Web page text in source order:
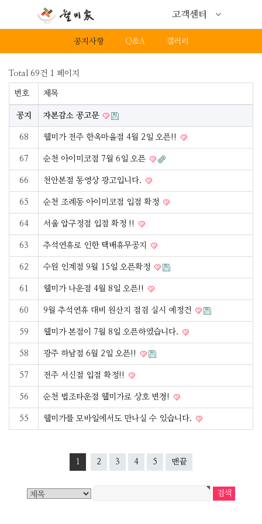
고객센터
공지사항 Q&A 갤러리
Total 69건 1 페이지
번호 제목
공지 자본감소 공고문
68 웰미가 전주 한옥마을점 4월 2일 오픈!!
67 순천 아이미코점 7월 6일 오픈
66 천안본점 동영상 광고입니다.
65 순천 조례동 아이미코점 입점 확정
64 서울 압구정점 입점 확정 !!
63 추석연휴로 인한 택배휴무공지
62 수원 인계점 9월 15일 오픈확정
61 웰미가 나운점 4월 8일 오픈!!
60 9월 추석연휴 대비 원산지 점검 실시 예정건
59 웰미가 본점이 7월 8일 오픈하였습니다.
58 광주 하남점 6월 2일 오픈!!
57 전주 서신점 입점 확정!!
56 순천 법조타운점 웰미가로 상호 변경!
55 웰미가를 모바일에서도 만나실 수 있습니다.
1 2 3 4 5 맨끝